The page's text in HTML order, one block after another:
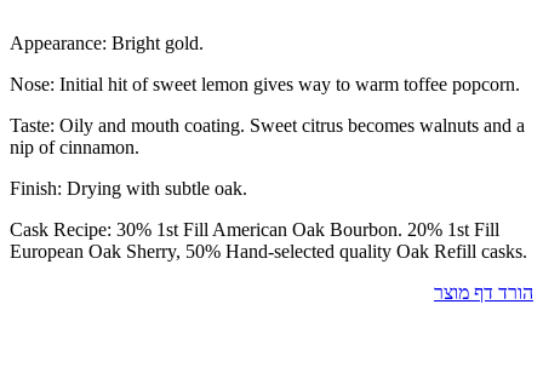
Appearance: Bright gold.
Nose: Initial hit of sweet lemon gives way to warm toffee popcorn.
Taste: Oily and mouth coating. Sweet citrus becomes walnuts and a
nip of cinnamon.
Finish: Drying with subtle oak.
Cask Recipe: 30% 1st Fill American Oak Bourbon. 20% 1st Fill
European Oak Sherry, 50% Hand-selected quality Oak Refill casks.
הורד דף מוצר